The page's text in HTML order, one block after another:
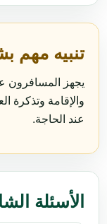
تنبيه مهم
يجهز المسافرون
والإقامة وتذكرة
عند الحاجة.
الأسئلة